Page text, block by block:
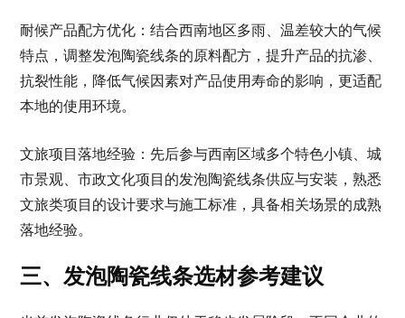
耐候产品配方优化：结合西南地区多雨、温差较大的气候
特点，调整发泡陶瓷线条的原料配方，提升产品的抗渗、
抗裂性能，降低气候因素对产品使用寿命的影响，更适配
本地的使用环境。
文旅项目落地经验：先后参与西南区域多个特色小镇、城
市景观、市政文化项目的发泡陶瓷线条供应与安装，熟悉
文旅类项目的设计要求与施工标准，具备相关场景的成熟
落地经验。
三、发泡陶瓷线条选材参考建议